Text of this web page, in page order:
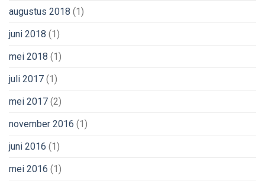
augustus 2018 (1)
juni 2018 (1)
mei 2018 (1)
juli 2017 (1)
mei 2017 (2)
november 2016 (1)
juni 2016 (1)
mei 2016 (1)